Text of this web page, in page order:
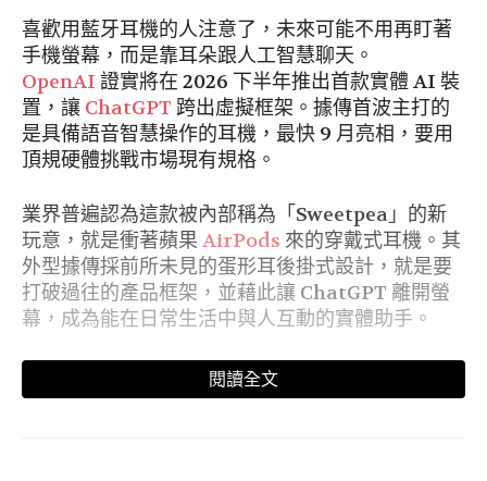
喜歡用藍牙耳機的人注意了，未來可能不用再盯著
手機螢幕，而是靠耳朵跟人工智慧聊天。
OpenAI 證實將在 2026 下半年推出首款實體 AI 裝
置，讓 ChatGPT 跨出虛擬框架。據傳首波主打的
是具備語音智慧操作的耳機，最快 9 月亮相，要用
頂規硬體挑戰市場現有規格。
業界普遍認為這款被內部稱為「Sweetpea」的新
玩意，就是衝著蘋果 AirPods 來的穿戴式耳機。其
外型據傳採前所未見的蛋形耳後掛式設計，就是要
打破過往的產品框架，並藉此讓 ChatGPT 離開螢
幕，成為能在日常生活中與人互動的實體助手。
美國正式退出WHO「原因曝光」 川普
政府：世衛假裝台灣不存在！
閱讀全文